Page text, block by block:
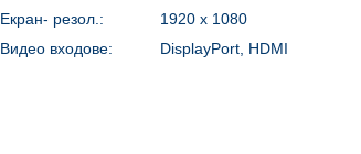
Екран- резол.:
1920 x 1080
Видео входове:
DisplayPort, HDMI